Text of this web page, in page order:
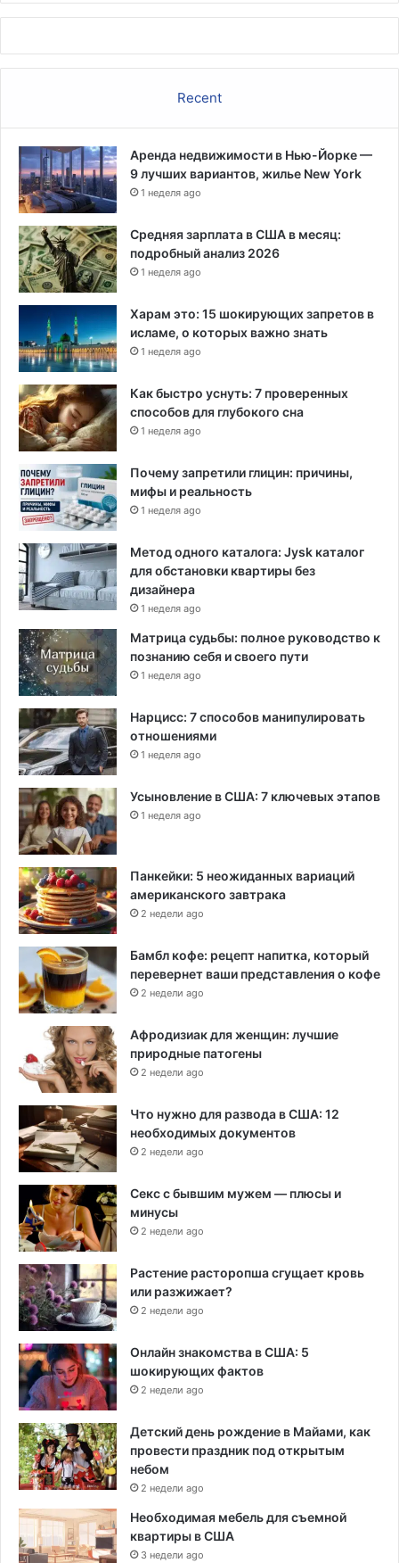
и
я
х
п
о
г
р
а
н
и
н
о
г
о
к
и
Recent
Аренда недвижимости в Нью-Йорке —
9 лучших вариантов, жилье New York
1 неделя ago
Средняя зарплата в США в месяц:
подробный анализ 2026
1 неделя ago
Харам это: 15 шокирующих запретов в
исламе, о которых важно знать
1 неделя ago
Как быстро уснуть: 7 проверенных
способов для глубокого сна
1 неделя ago
Почему запретили глицин: причины,
мифы и реальность
1 неделя ago
Метод одного каталога: Jysk каталог
для обстановки квартиры без
дизайнера
1 неделя ago
Матрица судьбы: полное руководство к
познанию себя и своего пути
1 неделя ago
Нарцисс: 7 способов манипулировать
отношениями
1 неделя ago
Усыновление в США: 7 ключевых этапов
1 неделя ago
Панкейки: 5 неожиданных вариаций
американского завтрака
2 недели ago
Бамбл кофе: рецепт напитка, который
перевернет ваши представления о кофе
2 недели ago
Афродизиак для женщин: лучшие
природные патогены
2 недели ago
Что нужно для развода в США: 12
необходимых документов
2 недели ago
Секс с бывшим мужем — плюсы и
минусы
2 недели ago
Растение расторопша сгущает кровь
или разжижает?
2 недели ago
Онлайн знакомства в США: 5
шокирующих фактов
2 недели ago
Детский день рождение в Майами, как
провести праздник под открытым
небом
2 недели ago
Необходимая мебель для съемной
квартиры в США
3 недели ago